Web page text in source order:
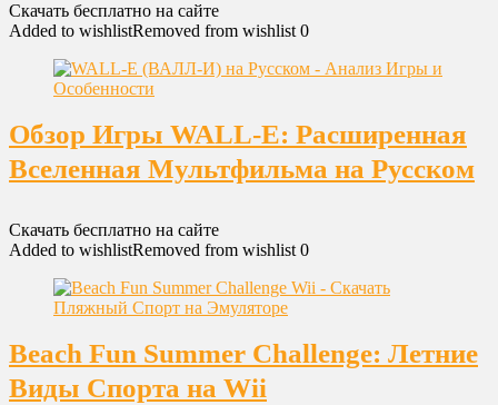
Скачать бесплатно на сайте
Added to wishlistRemoved from wishlist 0
Обзор Игры WALL-E: Расширенная
Вселенная Мультфильма на Русском
Скачать бесплатно на сайте
Added to wishlistRemoved from wishlist 0
Beach Fun Summer Challenge: Летние
Виды Спорта на Wii